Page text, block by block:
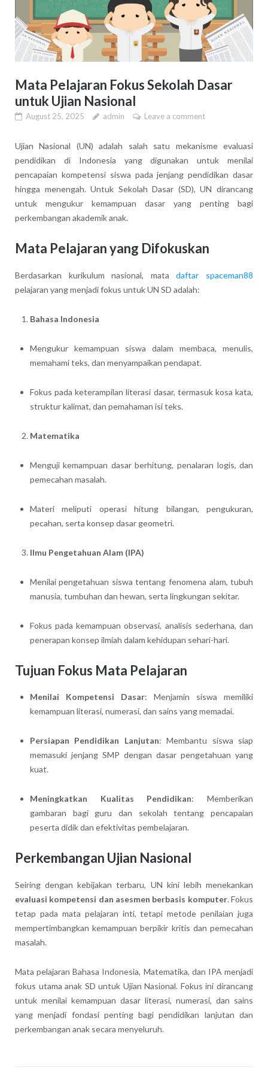
Mata Pelajaran Fokus Sekolah Dasar
untuk Ujian Nasional
August 25, 2025 admin Leave a comment
Ujian Nasional (UN) adalah salah satu mekanisme evaluasi
pendidikan di Indonesia yang digunakan untuk menilai
pencapaian kompetensi siswa pada jenjang pendidikan dasar
hingga menengah. Untuk Sekolah Dasar (SD), UN dirancang
untuk mengukur kemampuan dasar yang penting bagi
perkembangan akademik anak.
Mata Pelajaran yang Difokuskan
Berdasarkan kurikulum nasional, matadaftar spaceman88
pelajaran yang menjadi fokus untuk UN SD adalah:
Bahasa Indonesia
Mengukur kemampuan siswa dalam membaca, menulis,
memahami teks, dan menyampaikan pendapat.
Fokus pada keterampilan literasi dasar, termasuk kosa kata,
struktur kalimat, dan pemahaman isi teks.
Matematika
Menguji kemampuan dasar berhitung, penalaran logis, dan
pemecahan masalah.
Materi meliputi operasi hitung bilangan, pengukuran,
pecahan, serta konsep dasar geometri.
Ilmu Pengetahuan Alam (IPA)
Menilai pengetahuan siswa tentang fenomena alam, tubuh
manusia, tumbuhan dan hewan, serta lingkungan sekitar.
Fokus pada kemampuan observasi, analisis sederhana, dan
penerapan konsep ilmiah dalam kehidupan sehari-hari.
Tujuan Fokus Mata Pelajaran
Menilai Kompetensi Dasar: Menjamin siswa memiliki
kemampuan literasi, numerasi, dan sains yang memadai.
Persiapan Pendidikan Lanjutan: Membantu siswa siap
memasuki jenjang SMP dengan dasar pengetahuan yang
kuat.
Meningkatkan Kualitas Pendidikan: Memberikan
gambaran bagi guru dan sekolah tentang pencapaian
peserta didik dan efektivitas pembelajaran.
Perkembangan Ujian Nasional
Seiring dengan kebijakan terbaru, UN kini lebih menekankan
evaluasi kompetensi dan asesmen berbasis komputer. Fokus
tetap pada mata pelajaran inti, tetapi metode penilaian juga
mempertimbangkan kemampuan berpikir kritis dan pemecahan
masalah.
Mata pelajaran Bahasa Indonesia, Matematika, dan IPA menjadi
fokus utama anak SD untuk Ujian Nasional. Fokus ini dirancang
untuk menilai kemampuan dasar literasi, numerasi, dan sains
yang menjadi fondasi penting bagi pendidikan lanjutan dan
perkembangan anak secara menyeluruh.